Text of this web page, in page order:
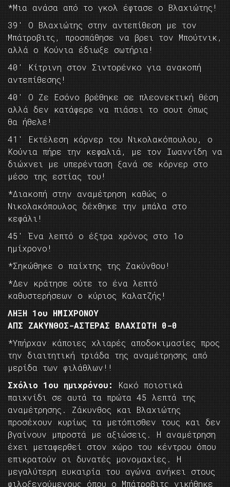
*Μια ανάσα από το γκολ έφτασε ο Βλαχιώτης!
39′ Ο Βλαχιώτης στην αντεπίθεση με τον
Μπάτροβιτς, προσπάθησε να βρει τον Μπούτνικ,
αλλά ο Κούνια έδιωξε σωτήρια!
40′ Κίτρινη στον Σιντορένκο για ανακοπή
αντεπίθεσης!
40′ Ο Ζε Εσόνο βρέθηκε σε πλεονεκτική θέση
αλλά δεν κατάφερε να πιάσει το σουτ όπως
θα ήθελε!
41′ Εκτέλεση κόρνερ του Νικολακόπουλου, ο
Κούνια πήρε την κεφαλιά, με τον Ιωαννίδη να
διώχνει με υπερένταση ξανά σε κόρνερ στο
μέσο της εστίας του!
*Διακοπή στην αναμέτρηση καθώς ο
Νικολακόπουλος δέχθηκε την μπάλα στο
κεφάλι!
45′ Ένα λεπτό ο έξτρα χρόνος στο 1ο
ημίχρονο!
*Σηκώθηκε ο παίχτης της Ζακύνθου!
*Δεν κράτησε ούτε το ένα λεπτό
καθυστερήσεων ο κύριος Καλατζής!
ΛΗΞΗ 1ου ΗΜΙΧΡΟΝΟΥ
ΑΠΣ ΖΑΚΥΝΘΟΣ-ΑΣΤΕΡΑΣ ΒΛΑΧΙΩΤΗ 0-0
*Υπήρχαν κάποιες χλιαρές αποδοκιμασίες προς
την διαιτητική τριάδα της αναμέτρησης από
μερίδα των φιλάθλων!!
Σχόλιο 1ου ημιχρόνου: Κακό ποιοτικά
παιχνίδι σε αυτά τα πρώτα 45 λεπτά της
αναμέτρησης. Ζάκυνθος και Βλαχιώτης
προσέχουν κυρίως τα μετόπισθεν τους και δεν
βγαίνουν μπροστά με αξιώσεις. Η αναμέτρηση
έχει μεταφερθεί στον χώρο του κέντρου όπου
επικρατούν οι δυνατές μονομαχίες. Η
μεγαλύτερη ευκαιρία του αγώνα ανήκει στους
φιλοξενούμενους όπου ο Μπάτροβιτς νικήθηκε